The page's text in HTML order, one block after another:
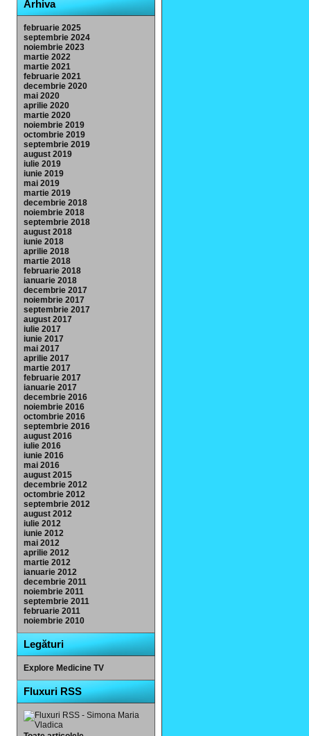
Arhiva
februarie 2025
septembrie 2024
noiembrie 2023
martie 2022
martie 2021
februarie 2021
decembrie 2020
mai 2020
aprilie 2020
martie 2020
noiembrie 2019
octombrie 2019
septembrie 2019
august 2019
iulie 2019
iunie 2019
mai 2019
martie 2019
decembrie 2018
noiembrie 2018
septembrie 2018
august 2018
iunie 2018
aprilie 2018
martie 2018
februarie 2018
ianuarie 2018
decembrie 2017
noiembrie 2017
septembrie 2017
august 2017
iulie 2017
iunie 2017
mai 2017
aprilie 2017
martie 2017
februarie 2017
ianuarie 2017
decembrie 2016
noiembrie 2016
octombrie 2016
septembrie 2016
august 2016
iulie 2016
iunie 2016
mai 2016
august 2015
decembrie 2012
octombrie 2012
septembrie 2012
august 2012
iulie 2012
iunie 2012
mai 2012
aprilie 2012
martie 2012
ianuarie 2012
decembrie 2011
noiembrie 2011
septembrie 2011
februarie 2011
noiembrie 2010
Legături
Explore Medicine TV
Fluxuri RSS